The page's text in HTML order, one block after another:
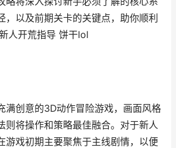
，以及前期关卡的关键点，助你顺利
人开荒指导 饼干lol
满创意的3D动作冒险游戏，画面风格
则将操作和策略最佳融合。对于新人
游戏初期主要聚焦于主线剧情，以便